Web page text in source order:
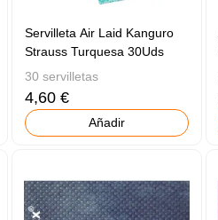
Servilleta Air Laid Kanguro
Strauss Turquesa 30Uds
30 servilletas
4,60 €
Añadir